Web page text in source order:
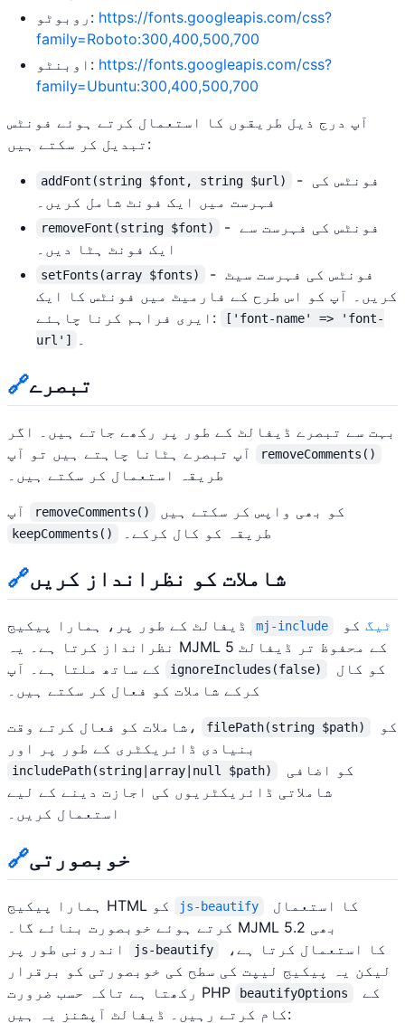
روبوٹو: https://fonts.googleapis.com/css?
family=Roboto:300,400,500,700
اوبنٹو: https://fonts.googleapis.com/css?
family=Ubuntu:300,400,500,700
آپ درج ذیل طریقوں کا استعمال کرتے ہوئے فونٹس
تبدیل کر سکتے ہیں:
addFont(string $font, string $url)
- فونٹس کی
فہرست میں ایک فونٹ شامل کریں۔
removeFont(string $font)
- فونٹس کی فہرست سے
ایک فونٹ ہٹا دیں۔
setFonts(array $fonts)
- فونٹس کی فہرست سیٹ
کریں۔ آپ کو اس طرح کے فارمیٹ میں فونٹس کا ایک
ایری فراہم کرنا چاہئے:
['font-name' => 'font-
url']
🔗تبصرے
بہت سے تبصرے ڈیفالٹ کے طور پر رکھے جاتے ہیں۔ اگر
removeComments()
طریقہ استعمال کر سکتے ہیں۔
removeComments() کو بھی واپس کر سکتے ہیں
keepComments() طریقہ کو کال کرکے۔
🔗شاملات کو نظرانداز کریں
mj-include ٹیگ کو
نظرانداز کرتا ہے۔ یہ MJML 5 کے محفوظ تر ڈیفالٹ
ignoreIncludes(false)
کرکے شاملات کو فعال کر سکتے ہیں۔
شاملات کو فعال کرتے وقت،
filePath(string $path)
بنیادی ڈائریکٹری کے طور پر اور
includePath(string|array|null $path)
شاملاتی ڈائریکٹریوں کی اجازت دینے کے لیے
استعمال کریں۔
🔗خوبصورتی
js-beautify
کرتے ہوئے خوبصورت بنائے گا۔ MJML 5.2 بھی
js-beautify
لیکن یہ پیکیج لیپت کی سطح کی خوبصورتی کو برقرار
رکھتا ہے تاکہ حسب ضرورت PHP
beautifyOptions
کام کرتے رہیں۔ ڈیفالٹ آپشنز یہ ہیں: